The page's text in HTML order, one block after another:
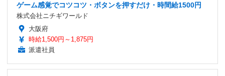
ゲーム感覚でコツコツ・ボタンを押すだけ・時間給1500円
株式会社ニチギワールド
大阪府
時給1,500円～1,875円
派遣社員